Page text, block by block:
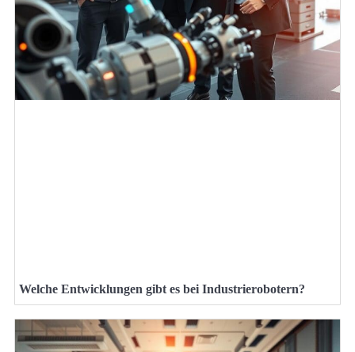
Welche Entwicklungen gibt es bei Industrierobotern?